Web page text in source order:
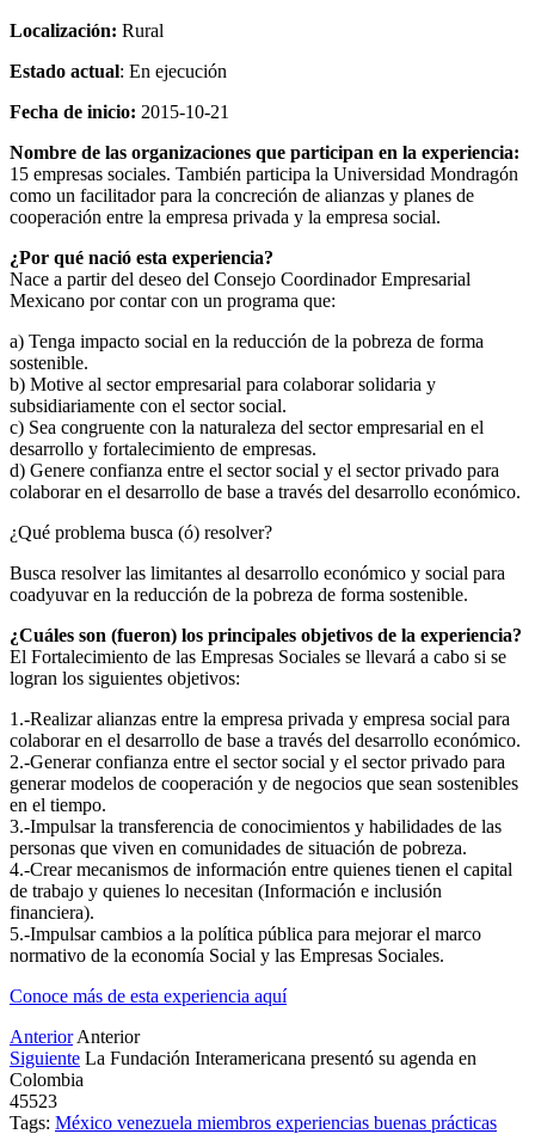
Localización: Rural
Estado actual: En ejecución
Fecha de inicio: 2015-10-21
Nombre de las organizaciones que participan en la experiencia:
15 empresas sociales. También participa la Universidad Mondragón
como un facilitador para la concreción de alianzas y planes de
cooperación entre la empresa privada y la empresa social.
¿Por qué nació esta experiencia?
Nace a partir del deseo del Consejo Coordinador Empresarial
Mexicano por contar con un programa que:
a) Tenga impacto social en la reducción de la pobreza de forma
sostenible.
b) Motive al sector empresarial para colaborar solidaria y
subsidiariamente con el sector social.
c) Sea congruente con la naturaleza del sector empresarial en el
desarrollo y fortalecimiento de empresas.
d) Genere confianza entre el sector social y el sector privado para
colaborar en el desarrollo de base a través del desarrollo económico.
¿Qué problema busca (ó) resolver?
Busca resolver las limitantes al desarrollo económico y social para
coadyuvar en la reducción de la pobreza de forma sostenible.
¿Cuáles son (fueron) los principales objetivos de la experiencia?
El Fortalecimiento de las Empresas Sociales se llevará a cabo si se
logran los siguientes objetivos:
1.-Realizar alianzas entre la empresa privada y empresa social para
colaborar en el desarrollo de base a través del desarrollo económico.
2.-Generar confianza entre el sector social y el sector privado para
generar modelos de cooperación y de negocios que sean sostenibles
en el tiempo.
3.-Impulsar la transferencia de conocimientos y habilidades de las
personas que viven en comunidades de situación de pobreza.
4.-Crear mecanismos de información entre quienes tienen el capital
de trabajo y quienes lo necesitan (Información e inclusión
financiera).
5.-Impulsar cambios a la política pública para mejorar el marco
normativo de la economía Social y las Empresas Sociales.
Conoce más de esta experiencia aquí
Anterior Anterior
Siguiente La Fundación Interamericana presentó su agenda en
Colombia
45523
Tags: México venezuela miembros experiencias buenas prácticas